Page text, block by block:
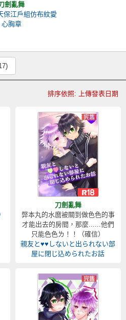
劍亂舞
保江戶組仿布紋愛
心胸章
排序依照: 上傳發表日期
刀劍亂舞
弊本丸的水麿被關到做色色的事
才能出去的房間，那麼......他們
只能色色ㄌ！！（確信）
親友と♥♥しないと出られない部
屋に閉じ込められたお話